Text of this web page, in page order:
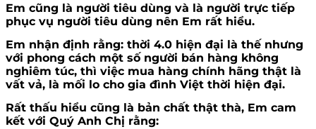
Em cũng là người tiêu dùng và là người trực tiếp
phục vụ người tiêu dùng nên Em rất hiểu.
Em nhận định rằng: thời 4.0 hiện đại là thế nhưng
với phong cách một số người bán hàng không
nghiêm túc, thì việc mua hàng chính hãng thật là
vất vả, là mối lo cho gia đình Việt thời hiện đại.
Rất thấu hiểu cũng là bản chất thật thà, Em cam
kết với Quý Anh Chị rằng: